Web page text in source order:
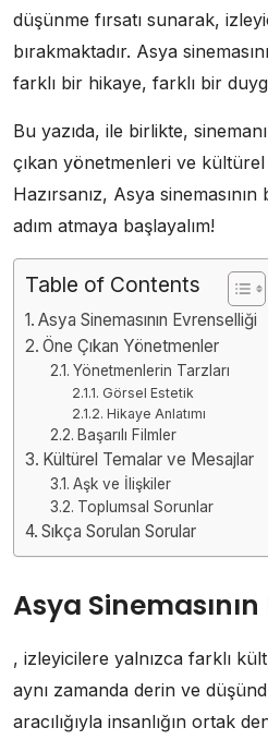
düşünme fırsatı sunarak,
bırakmaktadır. Asya
farklı bir hikaye, farklı bir
Bu yazıda, ile birlikte,
çıkan yönetmenleri ve
Hazırsanız, Asya
adım atmaya başlayalım!
Table of Contents
Asya Sinemasının Evrenselliği
Öne Çıkan Yönetmenler
Yönetmenlerin Tarzları
Görsel Estetik
Hikaye Anlatımı
Başarılı Filmler
Kültürel Temalar ve Mesajlar
Aşk ve İlişkiler
Toplumsal Sorunlar
Sıkça Sorulan Sorular
Asya
, izleyicilere yalnızca farklı
aynı zamanda derin ve
aracılığıyla insanlığın ortak